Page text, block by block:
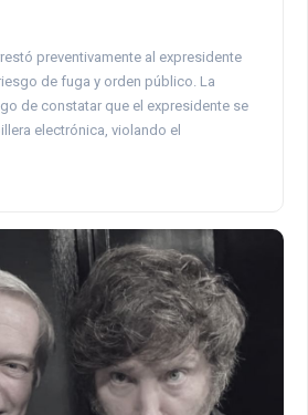
preventivamente al expresidente
de fuga y orden público. La
de constatar que el expresidente se
electrónica, violando el